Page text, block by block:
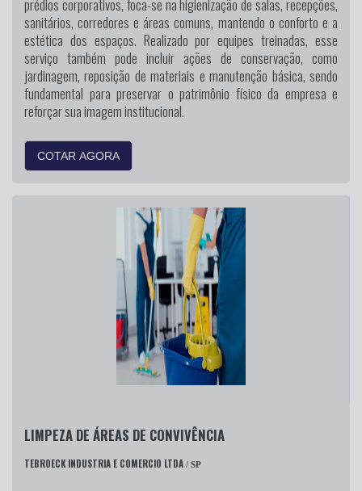
prédios corporativos, foca-se na higienização de salas, recepções,
sanitários, corredores e áreas comuns, mantendo o conforto e a
estética dos espaços. Realizado por equipes treinadas, esse
serviço também pode incluir ações de conservação, como
jardinagem, reposição de materiais e manutenção básica, sendo
fundamental para preservar o patrimônio físico da empresa e
reforçar sua imagem institucional.
COTAR AGORA
LIMPEZA DE ÁREAS DE CONVIVÊNCIA
TEBROECK INDUSTRIA E COMERCIO LTDA / SP